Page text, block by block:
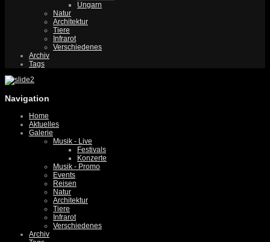
Ungarn
Natur
Architektur
Tiere
Infrarot
Verschiedenes
Archiv
Tags
Navigation
Home
Aktuelles
Galerie
Musik - Live
Festivals
Konzerte
Musik - Promo
Events
Reisen
Natur
Architektur
Tiere
Infrarot
Verschiedenes
Archiv